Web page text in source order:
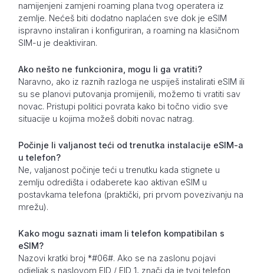
namijenjeni zamjeni roaming plana tvog operatera iz
zemlje. Nećeš biti dodatno naplaćen sve dok je eSIM
ispravno instaliran i konfiguriran, a roaming na klasičnom
SIM-u je deaktiviran.
Ako nešto ne funkcionira, mogu li ga vratiti?
Naravno, ako iz raznih razloga ne uspiješ instalirati eSIM ili
su se planovi putovanja promijenili, možemo ti vratiti sav
novac. Pristupi politici povrata kako bi točno vidio sve
situacije u kojima možeš dobiti novac natrag.
Počinje li valjanost teći od trenutka instalacije eSIM-a
u telefon?
Ne, valjanost počinje teći u trenutku kada stignete u
zemlju odredišta i odaberete kao aktivan eSIM u
postavkama telefona (praktički, pri prvom povezivanju na
mrežu).
Kako mogu saznati imam li telefon kompatibilan s
eSIM?
Nazovi kratki broj *#06#. Ako se na zaslonu pojavi
odjeljak s naslovom EID / EID 1, znači da je tvoj telefon